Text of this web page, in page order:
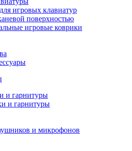
игровых клавиатур
поверхностью
игровые коврики
и гарнитуры
и гарнитуры
и микрофонов